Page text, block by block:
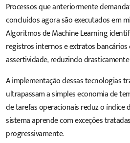
Processos que anteriormente
concluídos agora são executados em
Algoritmos de Machine Learning
registros internos e extratos bancários
assertividade, reduzindo
A implementação dessas tecnologias
ultrapassam a simples economia de
de tarefas operacionais reduz o índice
sistema aprende com exceções
progressivamente.